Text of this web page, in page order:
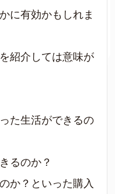
に有効かもしれま
紹介しては意味が
た生活ができるの
るのか？
か？といった購入